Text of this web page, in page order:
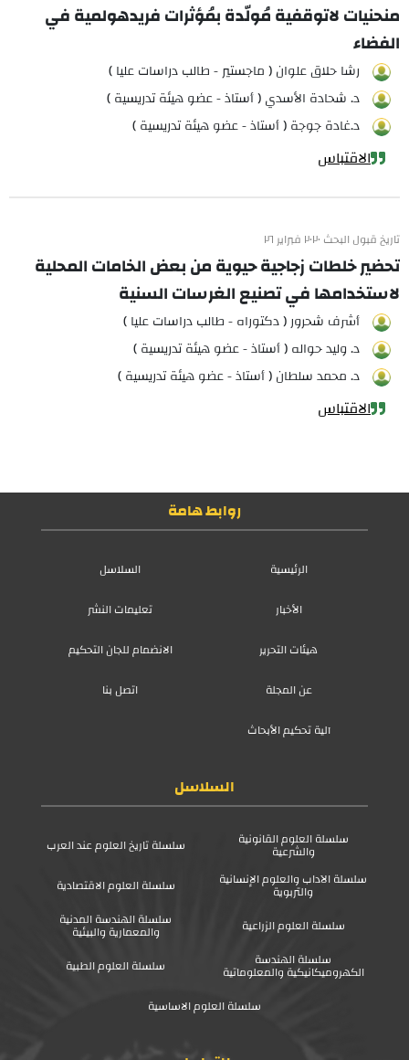
منحنيات لاتوقفية مُولّدة بمُؤثرات فريدهولمية في
الفضاء
رشا حلاق علوان ( ماجستير - طالب دراسات عليا )
د. شحادة الأسدي ( أستاذ - عضو هيئة تدريسية )
د.غادة جوجة ( أستاذ - عضو هيئة تدريسية )
الاقتباس
تاريخ قبول البحث ٢٠٢٠ فبراير ٢٦
تحضير خلطات زجاجية حيوية من بعض الخامات المحلية
لاستخدامها في تصنيع الغرسات السنية
أشرف شحرور ( دكتوراه - طالب دراسات عليا )
د. وليد حواله ( أستاذ - عضو هيئة تدريسية )
د. محمد سلطان ( أستاذ - عضو هيئة تدريسية )
الاقتباس
روابط هامة
الرئيسية
السلاسل
الأخبار
تعليمات النشر
هيئات التحرير
الانضمام للجان التحكيم
عن المجلة
اتصل بنا
آلية تحكيم الأبحاث
السلاسل
سلسلة العلوم القانونية
والشرعية
سلسلة تاريخ العلوم عند العرب
سلسلة الآداب والعلوم الإنسانية
والتربوية
سلسلة العلوم الاقتصادية
سلسلة العلوم الزراعية
سلسلة الهندسة المدنية
والمعمارية والبيئية
سلسلة الهندسة
الكهروميكانيكية والمعلوماتية
سلسلة العلوم الطبية
سلسلة العلوم الاساسية